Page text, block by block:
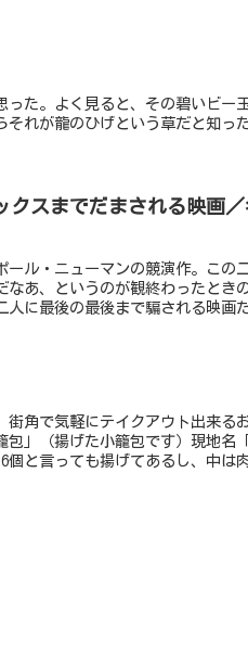
った。よく見ると、その碧いビー
れが龍のひげという草だと知った
クスまでだまされる映画
ール・ニューマンの競演作。この
なあ、というのが観終わったとき
人に最後の最後まで騙される映画
街角で気軽にテイクアウト出来る
包」（揚げた小籠包です）現地名
個と言っても揚げてあるし、中は